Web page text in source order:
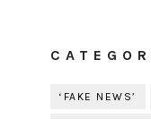
‘FAKE NEWS’